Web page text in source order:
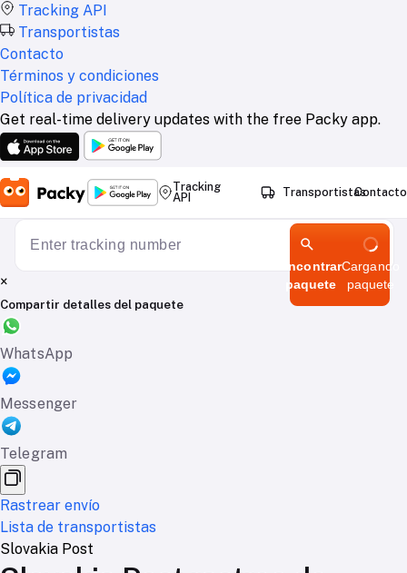
Tracking API
Transportistas
Contacto
Términos y condiciones
Política de privacidad
Get real-time delivery updates with the free Packy app.
Tracking
API
TransportistasContacto
Encontrar
paquete
Cargando
paquete
×
Compartir detalles del paquete
WhatsApp
Messenger
Telegram
Rastrear envío
Lista de transportistas
Slovakia Post